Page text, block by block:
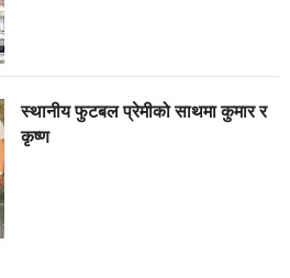
स्थानीय फुटबल प्रेमीको साथमा कुमार र
कृष्ण